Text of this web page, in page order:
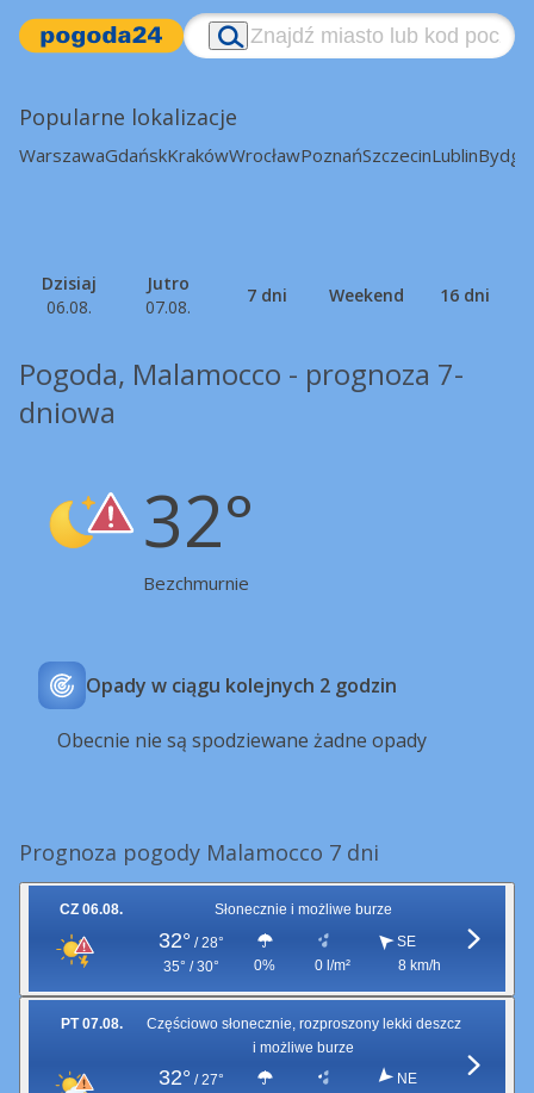
Popularne lokalizacje
WarszawaGdańskKrakówWrocławPoznańSzczecinLublin
Dzisiaj
06.08.
Jutro
07.08.
7 dni Weekend 16 dni
Pogoda, Malamocco - prognoza 7-
dniowa
32°
Bezchmurnie
Opady w ciągu kolejnych 2 godzin
Obecnie nie są spodziewane żadne opady
Prognoza pogody Malamocco 7 dni
CZ 06.08. Słonecznie i możliwe burze
32° / 28°
35° / 30°
0% 0 l/m²
SE
8 km/h
PT 07.08.
Częściowo słonecznie, rozproszony lekki deszcz
i możliwe burze
32° / 27°
NE